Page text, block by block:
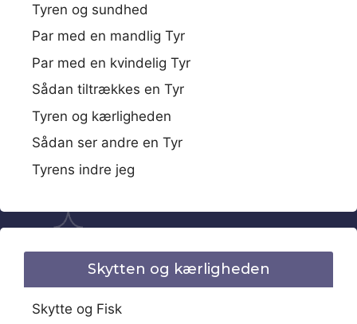
Tyren og sundhed
Par med en mandlig Tyr
Par med en kvindelig Tyr
Sådan tiltrækkes en Tyr
Tyren og kærligheden
Sådan ser andre en Tyr
Tyrens indre jeg
Skytten og kærligheden
Skytte og Fisk